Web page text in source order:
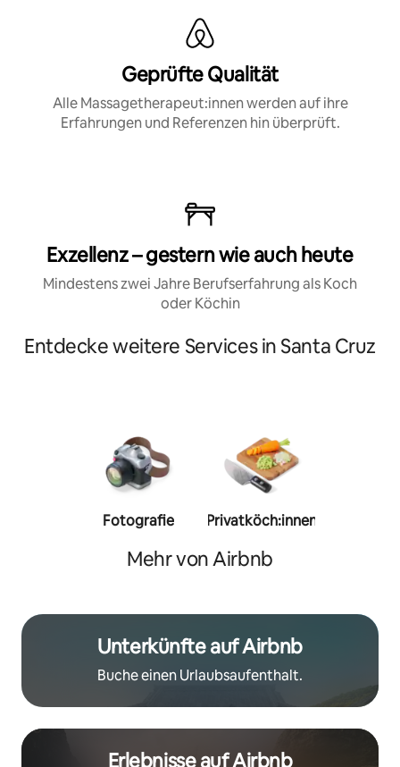
Geprüfte Qualität
Alle Massagetherapeut:innen werden auf ihre
Erfahrungen und Referenzen hin überprüft.
Exzellenz – gestern wie auch heute
Mindestens zwei Jahre Berufserfahrung als Koch
oder Köchin
Entdecke weitere Services in Santa Cruz
Fotografie Privatköch:innen
Mehr von Airbnb
Unterkünfte auf Airbnb
Buche einen Urlaubsaufenthalt.
Erlebnisse auf Airbnb